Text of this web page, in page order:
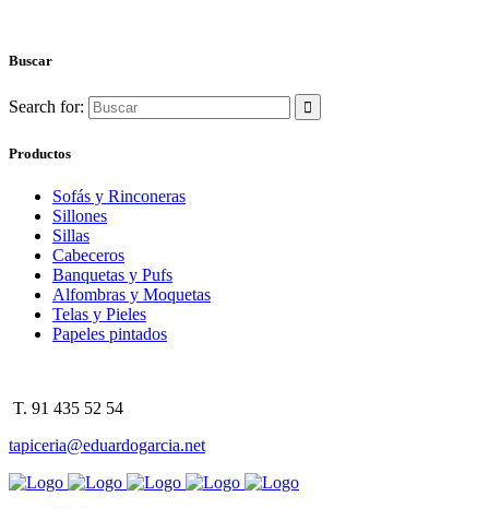
Buscar
Search for:
Productos
Sofás y Rinconeras
Sillones
Sillas
Cabeceros
Banquetas y Pufs
Alfombras y Moquetas
Telas y Pieles
Papeles pintados
T. 91 435 52 54
tapiceria@eduardogarcia.net